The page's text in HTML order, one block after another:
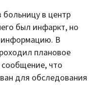
больницу в центр
был инфаркт, но
информацию. В
плановое
что
для обследования